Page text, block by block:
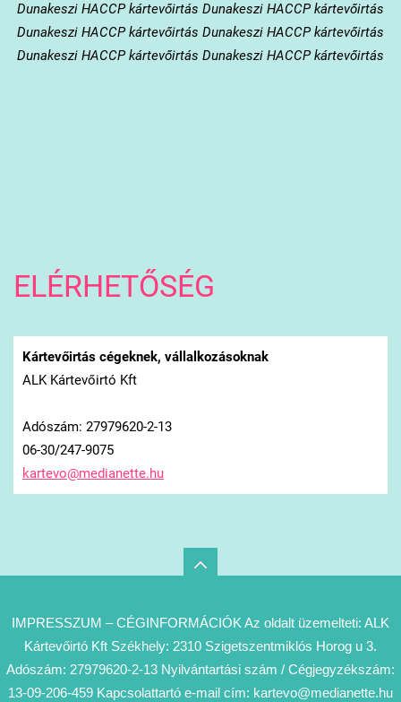
Dunakeszi HACCP kártevőirtás Dunakeszi HACCP kártevőirtás
Dunakeszi HACCP kártevőirtás Dunakeszi HACCP kártevőirtás
Dunakeszi HACCP kártevőirtás Dunakeszi HACCP kártevőirtás
ELÉRHETŐSÉG
Kártevőirtás cégeknek, vállalkozásoknak
ALK Kártevőirtó Kft
Adószám: 27979620-2-13
06-30/247-9075
kartevo@medianette.hu
IMPRESSZUM – CÉGINFORMÁCIÓK Az oldalt üzemelteti: ALK
Kártevőirtó Kft Székhely: 2310 Szigetszentmiklós Horog u 3.
Adószám: 27979620-2-13 Nyilvántartási szám / Cégjegyzékszám:
13-09-206-459 Kapcsolattartó e-mail cím: kartevo@medianette.hu